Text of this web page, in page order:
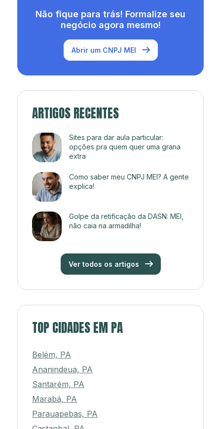
Não fique para trás! Formalize seu
negócio agora mesmo!
Abrir um CNPJ MEI
ARTIGOS RECENTES
Sites para dar aula particular:
opções pra quem quer uma grana
extra
Como saber meu CNPJ MEI? A gente
explica!
Golpe da retificação da DASN: MEI,
não caia na armadilha!
Ver todos os artigos
TOP CIDADES EM PA
Belém, PA
Ananindeua, PA
Santarém, PA
Marabá, PA
Parauapebas, PA